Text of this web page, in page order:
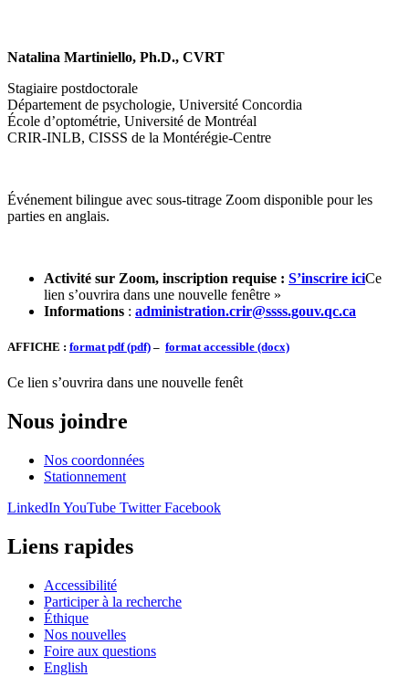
Natalina Martiniello, Ph.D., CVRT
Stagiaire postdoctorale
Département de psychologie, Université Concordia
École d’optométrie, Université de Montréal
CRIR-INLB, CISSS de la Montérégie-Centre
Événement bilingue avec sous-titrage Zoom disponible pour les
parties en anglais.
Activité sur Zoom, inscription requise : S’inscrire iciCe
lien s’ouvrira dans une nouvelle fenêtre »
Informations : administration.crir@ssss.gouv.qc.ca
AFFICHE : format pdf (pdf) – format accessible (docx)
Ce lien s’ouvrira dans une nouvelle fenêt
Nous joindre
Nos coordonnées
Stationnement
LinkedIn YouTube Twitter Facebook
Liens rapides
Accessibilité
Participer à la recherche
Éthique
Nos nouvelles
Foire aux questions
English